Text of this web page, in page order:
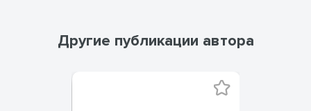
Другие публикации автора